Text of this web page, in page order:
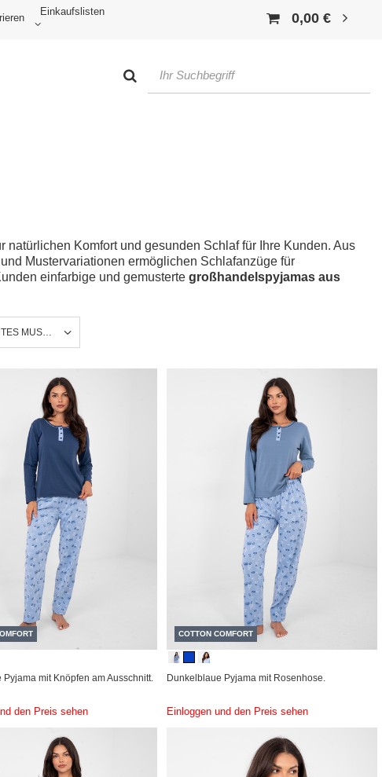
Einkaufslisten 0,00 €
Komfort und gesunden Schlaf für Ihre Kunden. Aus
Mustervariationen ermöglichen Schlafanzüge für
einfarbige und gemustertegroßhandelspyjamas aus
MUSTER
mit Knöpfen am Ausschnitt.
den Preis sehen
COTTON COMFORT
Dunkelblaue Pyjama mit Rosenhose.
Einloggen und den Preis sehen